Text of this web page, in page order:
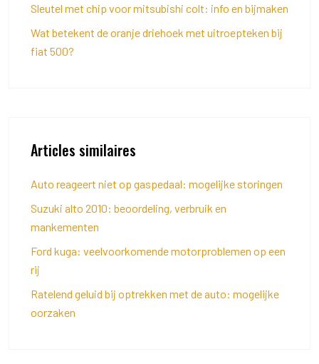
Sleutel met chip voor mitsubishi colt: info en bijmaken
Wat betekent de oranje driehoek met uitroepteken bij
fiat 500?
Articles similaires
Auto reageert niet op gaspedaal: mogelijke storingen
Suzuki alto 2010: beoordeling, verbruik en
mankementen
Ford kuga: veelvoorkomende motorproblemen op een
rij
Ratelend geluid bij optrekken met de auto: mogelijke
oorzaken